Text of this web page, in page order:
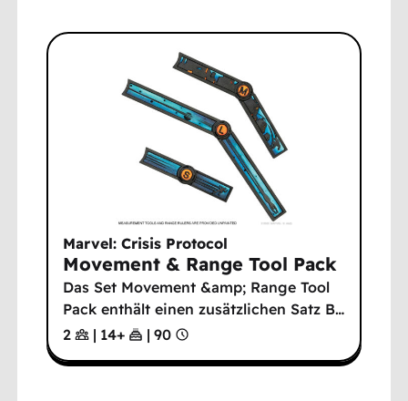
Marvel: Crisis Protocol
Movement & Range Tool Pack
Das Set Movement &amp; Range Tool
Pack enthält einen zusätzlichen Satz B…
2
| 14+ | 90